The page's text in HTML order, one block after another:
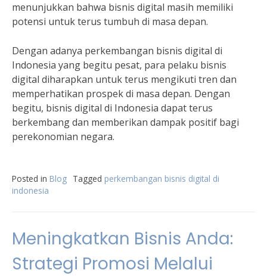
menunjukkan bahwa bisnis digital masih memiliki
potensi untuk terus tumbuh di masa depan.
Dengan adanya perkembangan bisnis digital di
Indonesia yang begitu pesat, para pelaku bisnis
digital diharapkan untuk terus mengikuti tren dan
memperhatikan prospek di masa depan. Dengan
begitu, bisnis digital di Indonesia dapat terus
berkembang dan memberikan dampak positif bagi
perekonomian negara.
Posted in Blog Tagged perkembangan bisnis digital di
indonesia
Meningkatkan Bisnis Anda:
Strategi Promosi Melalui